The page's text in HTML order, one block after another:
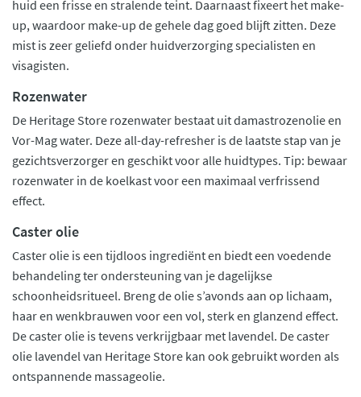
huid een frisse en stralende teint. Daarnaast fixeert het make-
up, waardoor make-up de gehele dag goed blijft zitten. Deze
mist is zeer geliefd onder huidverzorging specialisten en
visagisten.
Rozenwater
De Heritage Store rozenwater bestaat uit damastrozenolie en
Vor-Mag water. Deze all-day-refresher is de laatste stap van je
gezichtsverzorger en geschikt voor alle huidtypes. Tip: bewaar
rozenwater in de koelkast voor een maximaal verfrissend
effect.
Caster olie
Caster olie is een tijdloos ingrediënt en biedt een voedende
behandeling ter ondersteuning van je dagelijkse
schoonheidsritueel. Breng de olie s’avonds aan op lichaam,
haar en wenkbrauwen voor een vol, sterk en glanzend effect.
De caster olie is tevens verkrijgbaar met lavendel. De caster
olie lavendel van Heritage Store kan ook gebruikt worden als
ontspannende massageolie.